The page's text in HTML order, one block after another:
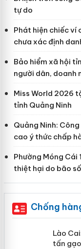
tự do
Phát hiện chiếc ví
chưa xác định
Bảo hiểm xã hội
người dân, doanh
Miss World 2026
tỉnh Quảng Ninh
Quảng Ninh:
cao ý thức chấp
Phường Móng Cái
thiệt hại do bão số
Chống